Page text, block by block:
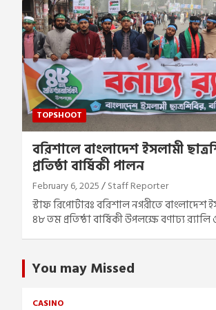
TOPSHOOT
বরিশালে বাংলাদেশ ইসলামী
প্রতিষ্ঠা বার্ষিকী পালন
February 6, 2025 Staff Reporter
স্টাফ রিপোর্টারঃ বরিশাল নগরীতে বাংলাদেশ
৪৮ তম প্রতিষ্ঠা বার্ষিকী উপলক্ষে বণাঢ্য
You may Missed
CASINO